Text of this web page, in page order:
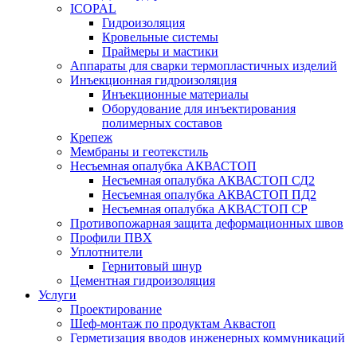
ICOPAL
Гидроизоляция
Кровельные системы
Праймеры и мастики
Аппараты для сварки термопластичных изделий
Инъекционная гидроизоляция
Инъекционные материалы
Оборудование для инъектирования
полимерных составов
Крепеж
Мембраны и геотекстиль
Несъемная опалубка АКВАСТОП
Несъемная опалубка АКВАСТОП СД2
Несъемная опалубка АКВАСТОП ПД2
Несъемная опалубка АКВАСТОП СР
Противопожарная защита деформационных швов
Профили ПВХ
Уплотнители
Гернитовый шнур
Цементная гидроизоляция
Услуги
Проектирование
Шеф-монтаж по продуктам Аквастоп
Герметизация вводов инженерных коммуникаций